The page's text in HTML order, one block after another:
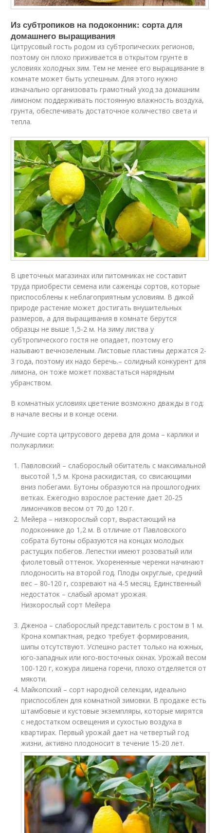
Из субтропиков на подоконник: сорта для
домашнего выращивания
Цитрусовый гость родом из субтропических регионов,
поэтому он плохо приживается в открытом грунте в
условиях холодных зим. Тем не менее его выращивание в
комнате может быть успешным. Для этого нужно
изначально организовать грамотный уход за домашним
лимоном: поддерживать постоянную влажность воздуха,
грунта, обеспечивать достаточное количество света и
тепла.
В цветочных магазинах или питомниках не составит
труда приобрести семена или саженцы сортов, которые
приспособлены к неблагоприятным условиям. В дикой
природе растение может достигать внушительных
размеров, а для выращивания в комнате берутся
образцы не выше 1,5-2 м. На зиму листва у
субтропического гостя не опадает, поэтому его
называют вечнозеленым. Листовые пластины держатся 2-
3 года, поэтому их надо беречь.– солидный конкурент для
лимона, он тоже может похвастаться нарядным
убранством.
В комнатных условиях цветение возможно дважды в год:
в начале весны и в конце осени.
Лучшие сорта цитрусового дерева для дома – карлики и
полукарлики:
Павловский – слаборослый обитатель с максимальной
высотой 1,5 м. Крона раскидистая, со свисающими
вниз побегами. Бутоны образуются на прошлогодних
ветках. Ежегодно взрослое растение дает 20-25
лимончиков весом от 70 до 120 г.
Мейера – низкорослый сорт, вырастающий на
подоконнике до 1,2 м. В отличие от Павловского
собрата бутоны образуются на концах молодых
растущих побегов. Лепестки имеют розоватый или
фиолетовый оттенок. Укорененные черенки начинают
плодоносить на второй год. Плоды округлые, средний
вес – 80-120 г, созревают на 4-5 месяц. Единственный
недостаток – слабый аромат урожая.
Низкорослый сорт Мейера
Дженоа – слаборослый представитель с ростом в 1 м.
Крона компактная, редко требует формирования,
шипы отсутствуют. Успешно растет только на южных,
юго-западных или юго-восточных окнах. Урожай весом
100-120 г, кожура лишена горечи, плохо отделяется от
мякоти.
Майкопский – сорт народной селекции, идеально
приспособлен для комнатной зимовки. В продаже есть
штамбовые и кустовые экземпляры, которые мирятся
с недостатком освещения и сухостью воздуха в
квартирах. Первый урожай дает на четвертый год
жизни, активно плодоносит в течение 15-20 лет.